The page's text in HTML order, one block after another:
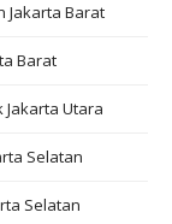
Jakarta Barat
Barat
Jakarta Utara
Selatan
Selatan